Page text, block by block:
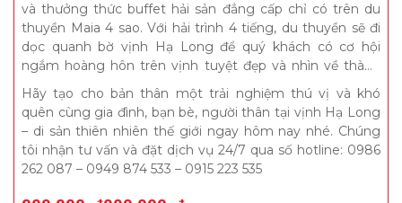
và thưởng thức buffet hải sản đẳng cấp chỉ có trên du
thuyền Maia 4 sao. Với hải trình 4 tiếng, du thuyền sẽ đi
dọc quanh bờ vịnh Hạ Long để quý khách có cơ hội
ngắm hoàng hôn trên vịnh tuyệt đẹp và nhìn về thành
phố lên đèn lung linh, huyền ảo. Ngoài ra, trong quá trình
du thuyền lặng lẽ đưa du khách dạo chơi trên vịnh biển
để bắt trọn những góc view đắt giá của Hạ Long thì quý
khách cũng có cơ hội được thưởng thức tiệc tối buffet
hải sản tươi ngon, đa dạng được chế biến tài tình bởi các
đầu bếp chuyên nghiệp, giàu kinh nghiệm và kỹ năng
Hãy tạo cho bản thân một trải nghiệm thú vị và khó
quên cùng gia đình, bạn bè, người thân tại vịnh Hạ Long
– di sản thiên nhiên thế giới ngay hôm nay nhé. Chúng
tôi nhận tư vấn và đặt dịch vụ 24/7 qua số hotline: 0986
262 087 – 0949 874 533 – 0915 223 535